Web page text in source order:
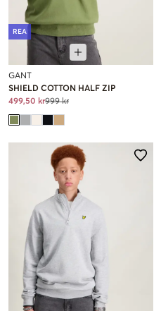
REA
GANT
SHIELD COTTON HALF ZIP
499,50 kr999 kr